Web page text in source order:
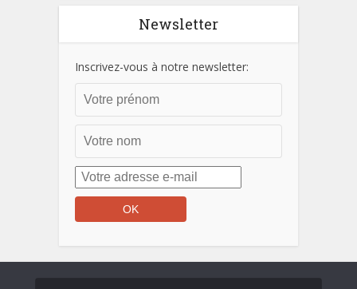
Newsletter
Inscrivez-vous à notre newsletter: